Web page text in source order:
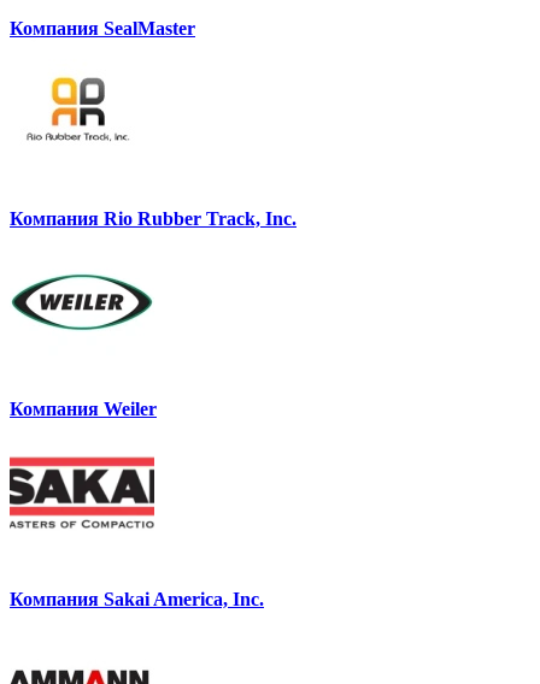
Компания SealMaster
Компания Rio Rubber Track, Inc.
Компания Weiler
Компания Sakai America, Inc.